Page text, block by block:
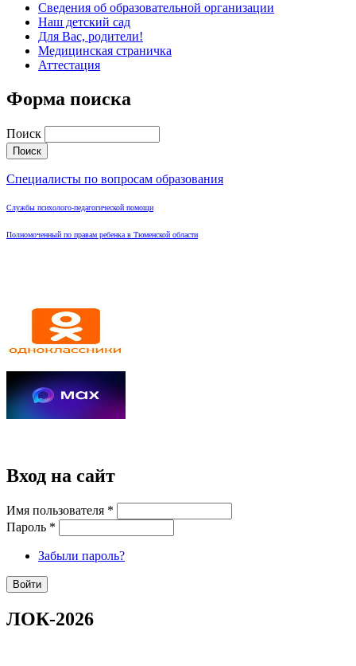
Сведения об образовательной организации
Наш детский сад
Для Вас, родители!
Медицинская страничка
Аттестация
Форма поиска
Поиск
Специалисты по вопросам образования
Службы психолого-педагогической помощи
Полномоченный по правам ребенка в Тюменской области
Вход на сайт
Имя пользователя *
Пароль *
Забыли пароль?
ЛОК-2026